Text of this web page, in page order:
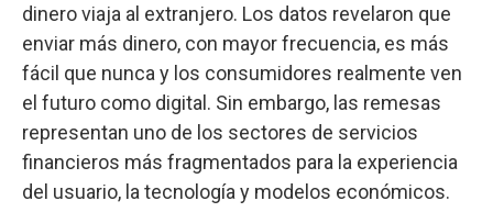
dinero viaja al extranjero. Los datos revelaron que
enviar más dinero, con mayor frecuencia, es más
fácil que nunca y los consumidores realmente ven
el futuro como digital. Sin embargo, las remesas
representan uno de los sectores de servicios
financieros más fragmentados para la experiencia
del usuario, la tecnología y modelos económicos.